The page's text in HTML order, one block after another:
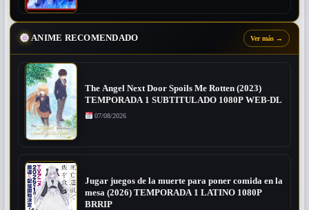
ANIME RECOMENDADO Ver más →
The Angel Next Door Spoils Me Rotten (2023)
TEMPORADA 1 SUBTITULADO 1080P WEB-DL
07/08/2026
Jugar juegos de la muerte para poner comida en la
mesa (2026) TEMPORADA 1 LATINO 1080P
BRRIP